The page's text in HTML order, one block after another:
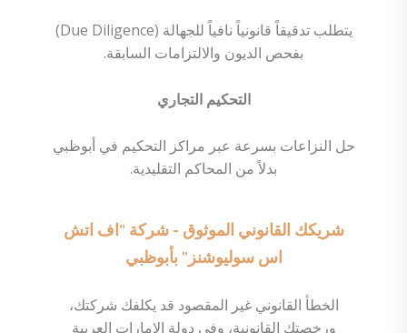
يتطلب تدقيقاً قانونياً نافياً للجهالة (Due Diligence)
بفحص الديون والالتزامات السابقة.
التحكيم التجاري
حل النزاعات بسرعة عبر مراكز التحكيم في أبوظبي
بدلاً من المحاكم التقليدية.
شريكك القانوني الموثوق - شركة "اف اتش
اس سوليوشنز" بأبوظبي
الخطأ القانوني غير المقصود قد يكلفك شركتك،
ورخصتك القانونية، وفي دولة الإمارات العربية